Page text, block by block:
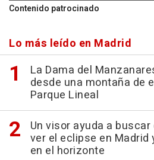
Contenido patrocinado
Lo más leído en Madrid
La Dama del
desde una montaña de
Parque Lineal
Un visor ayuda a
ver el eclipse en
en el horizonte